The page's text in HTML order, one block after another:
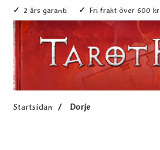
2 års garanti Fri frakt över 600 kr
Startsidan Dorje